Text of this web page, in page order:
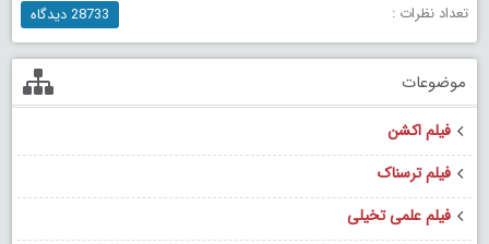
تعداد نظرات :
28733 دیدگاه
موضوعات
فیلم اکشن
فیلم ترسناک
فیلم علمی تخیلی